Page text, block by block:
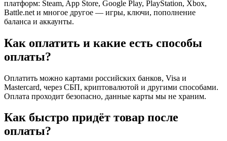
платформ: Steam, App Store, Google Play, PlayStation, Xbox,
Battle.net и многое другое — игры, ключи, пополнение
баланса и аккаунты.
Как оплатить и какие есть способы
оплаты?
Оплатить можно картами российских банков, Visa и
Mastercard, через СБП, криптовалютой и другими способами.
Оплата проходит безопасно, данные карты мы не храним.
Как быстро придёт товар после
оплаты?